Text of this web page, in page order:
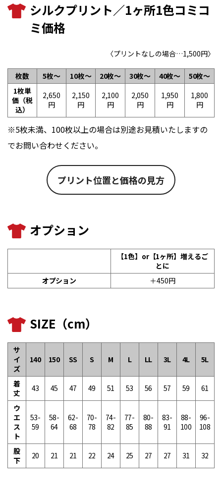
シルクプリント／1ヶ所1色コミコ
ミ価格
〈プリントなしの場合…1,500円〉
枚数 5枚〜 10枚〜 20枚〜 30枚〜 40枚〜
50枚〜
1枚単
価（税
込）
2,650
円
2,150
円
2,100
円
2,050
円
1,950
円
1,800
円
※5枚未満、100枚以上の場合は別途お見積いたしますの
でお問い合わせください。
プリント位置と価格の見方
オプション
【1色】or【1ヶ所】増えるご
とに
オプション
＋450円
SIZE（cm）
サ
イ
ズ
140 150 SS S M L LL 3L 4L 5L
着
丈
43 45 47 49 51 53 56 57 59
61
ウ
エ
ス
ト
53-
59
58-
64
62-
68
70-
78
74-
82
77-
85
80-
88
83-
91
88-
100
96-
108
股
下
20 21 21 22 24 25 27 27 31 32